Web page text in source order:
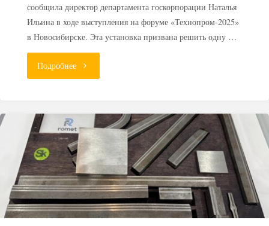
сообщила директор департамента госкорпорации Наталья
Ильина в ходе выступления на форуме «Технопром-2025»
в Новосибирске. Эта установка призвана решить одну …
Подробнее"«Росатом»
создание
реактора
для
переработки
ядерных